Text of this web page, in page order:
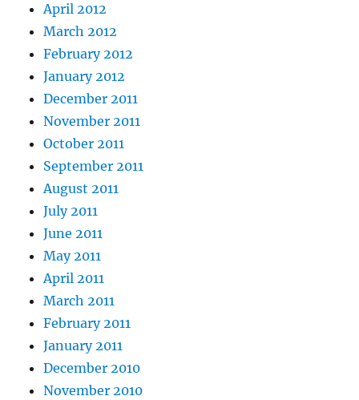
April 2012
March 2012
February 2012
January 2012
December 2011
November 2011
October 2011
September 2011
August 2011
July 2011
June 2011
May 2011
April 2011
March 2011
February 2011
January 2011
December 2010
November 2010